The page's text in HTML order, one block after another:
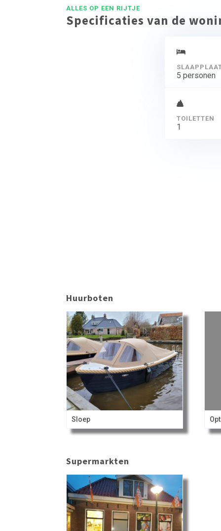
ALLES OP EEN RIJTJE
Specificaties van de
5 personen
TOILETTEN
1
Huurboten
Sloep
Supermarkten